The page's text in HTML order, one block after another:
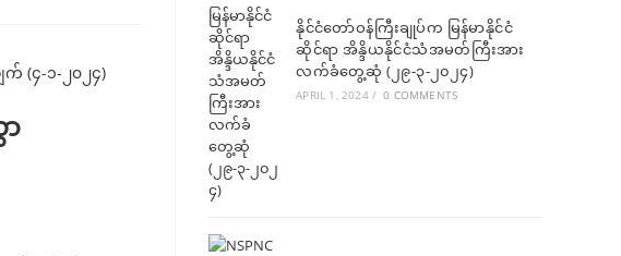
နိုင်ငံတော်ဝန်ကြီးချုပ်က မြန်မာနိုင်ငံ
ဆိုင်ရာ အိန္ဒိယနိုင်ငံသံအမတ်ကြီးအား
လက်ခံတွေ့ဆုံ (၂၉-၃-၂၀၂၄)
APRIL 1, 2024 / 0 COMMENTS